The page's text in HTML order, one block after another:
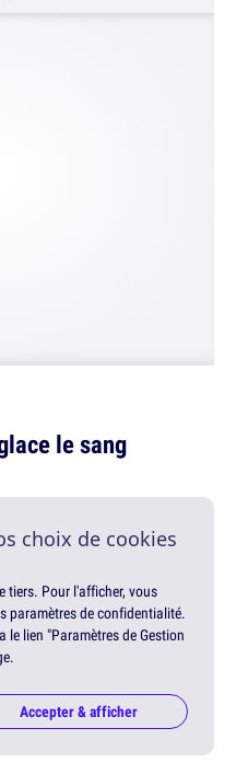
le sang
choix de cookies
tiers. Pour l'afficher, vous
paramètres de confidentialité.
lien "Paramètres de Gestion
Accepter & afficher